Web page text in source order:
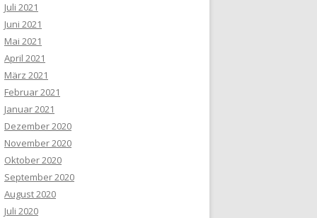
Juli 2021
Juni 2021
Mai 2021
April 2021
März 2021
Februar 2021
Januar 2021
Dezember 2020
November 2020
Oktober 2020
September 2020
August 2020
Juli 2020